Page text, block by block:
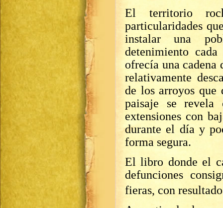
El territorio
particularidades
instalar una
detenimiento
ofrecía una cadena
relativamente
de los arroyos que
paisaje se revela
extensiones con
durante el día y
forma segura.
El libro donde el
defunciones
fieras, con